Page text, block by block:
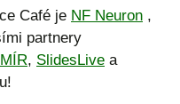
Café je NF Neuron ,
partnery
, SlidesLive a